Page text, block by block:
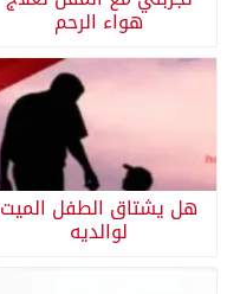
هواء الرحم
هل يشتاق الطفل الميت
لوالديه